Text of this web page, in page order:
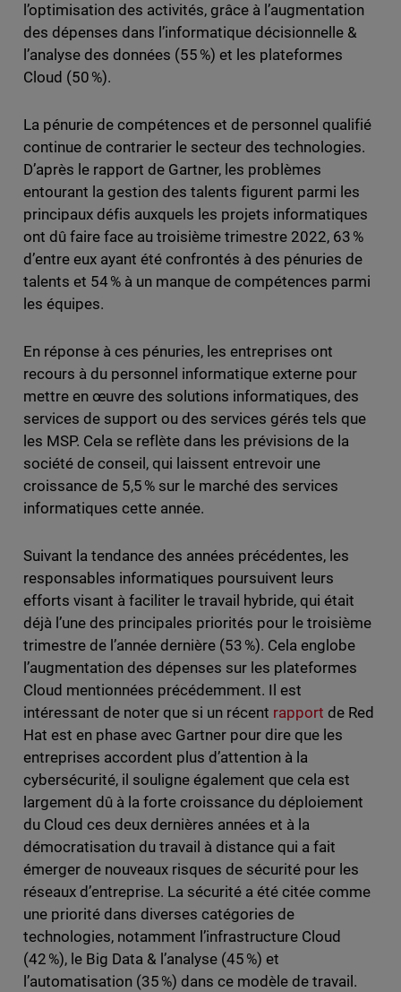
l’optimisation des activités, grâce à l’augmentation
des dépenses dans l’informatique décisionnelle &
l’analyse des données (55 %) et les plateformes
Cloud (50 %).
La pénurie de compétences et de personnel qualifié
continue de contrarier le secteur des technologies.
D’après le rapport de Gartner, les problèmes
entourant la gestion des talents figurent parmi les
principaux défis auxquels les projets informatiques
ont dû faire face au troisième trimestre 2022, 63 %
d’entre eux ayant été confrontés à des pénuries de
talents et 54 % à un manque de compétences parmi
les équipes.
En réponse à ces pénuries, les entreprises ont
recours à du personnel informatique externe pour
mettre en œuvre des solutions informatiques, des
services de support ou des services gérés tels que
les MSP. Cela se reflète dans les prévisions de la
société de conseil, qui laissent entrevoir une
croissance de 5,5 % sur le marché des services
informatiques cette année.
Suivant la tendance des années précédentes, les
responsables informatiques poursuivent leurs
efforts visant à faciliter le travail hybride, qui était
déjà l’une des principales priorités pour le troisième
trimestre de l’année dernière (53 %). Cela englobe
l’augmentation des dépenses sur les plateformes
Cloud mentionnées précédemment. Il est
intéressant de noter que si un récent rapport de Red
Hat est en phase avec Gartner pour dire que les
entreprises accordent plus d’attention à la
cybersécurité, il souligne également que cela est
largement dû à la forte croissance du déploiement
du Cloud ces deux dernières années et à la
démocratisation du travail à distance qui a fait
émerger de nouveaux risques de sécurité pour les
réseaux d’entreprise. La sécurité a été citée comme
une priorité dans diverses catégories de
technologies, notamment l’infrastructure Cloud
(42 %), le Big Data & l’analyse (45 %) et
l’automatisation (35 %) dans ce modèle de travail.